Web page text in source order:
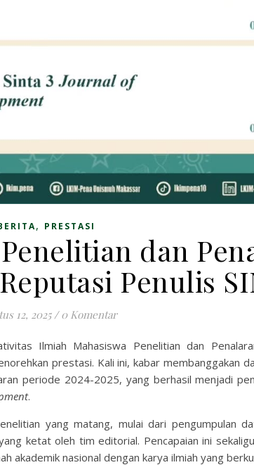
, PRESTASI
dan
Penulis
12, 2025 / 0 Komentar
Ilmiah Mahasiswa Penelitian dan
prestasi. Kali ini, kabar membanggakan
periode 2024-2025, yang berhasil menjadi
.
yang matang, mulai dari pengumpulan
ketat oleh tim editorial. Pencapaian ini
akademik nasional dengan karya ilmiah yang